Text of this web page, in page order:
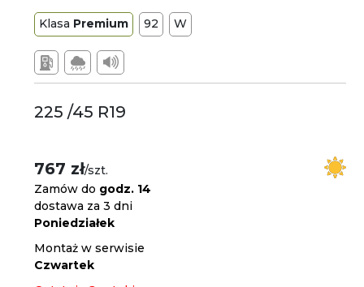
Klasa Premium 92 W
225 /45 R19
767 zł/szt.
Zamów do godz. 14
dostawa za 3 dni
Poniedziałek
Montaż w serwisie
Czwartek